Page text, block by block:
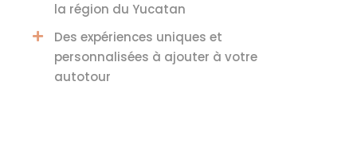
la région du Yucatan
Des expériences uniques et
personnalisées à ajouter à votre
autotour